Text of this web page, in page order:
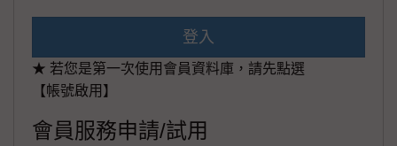
登入
★ 若您是第一次使用會員資料庫，請先點選
【帳號啟用】
會員服務申請/試用